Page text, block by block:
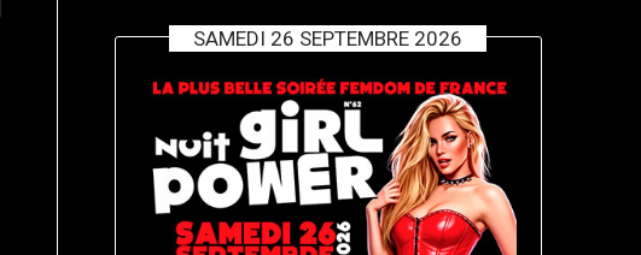
SAMEDI 26 SEPTEMBRE 2026